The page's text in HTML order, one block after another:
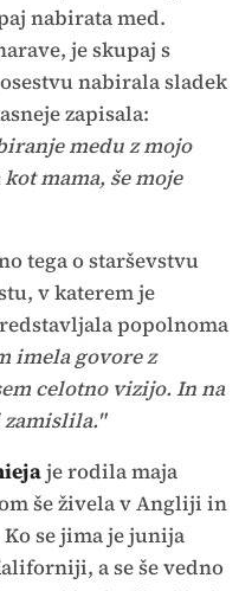
nabirata med.
je skupaj s
nabirala sladek
zapisala:
medu z mojo
mama, še moje
tega o starševstvu
v katerem je
popolnoma
imela govore z
celotno vizijo. In na
zamislila."
je rodila maja
še živela v Angliji in
se jima je junija
a se še vedno